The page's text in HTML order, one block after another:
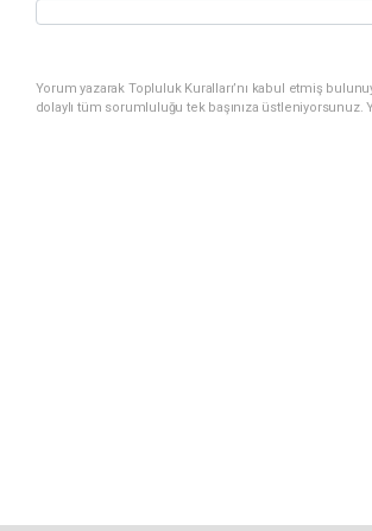
Yorum yazarak Topluluk Kuralları’nı kabul etmiş
dolaylı tüm sorumluluğu tek başınıza